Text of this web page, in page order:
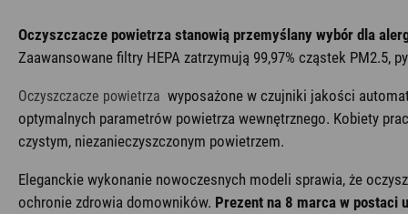
Oczyszczacze powietrza stanowią przemyślany wybór dla
Zaawansowane filtry HEPA zatrzymują 99,97% cząstek PM2.5,
Oczyszczacze powietrza wyposażone w czujniki jakości
optymalnych parametrów powietrza wewnętrznego. Kobiety
czystym, niezanieczyszczonym powietrzem.
Eleganckie wykonanie nowoczesnych modeli sprawia, że
ochronie zdrowia domowników. Prezent na 8 marca w postaci